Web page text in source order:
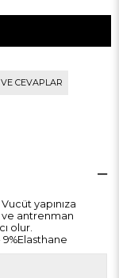
CEVAPLAR
yapınıza
ve antrenman
olur.